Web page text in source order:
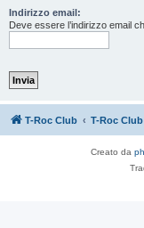
Indirizzo email:
Deve essere l’indirizzo email
T-Roc Club T-Roc Club
Creato da